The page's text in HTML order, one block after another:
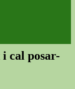
cal posar-